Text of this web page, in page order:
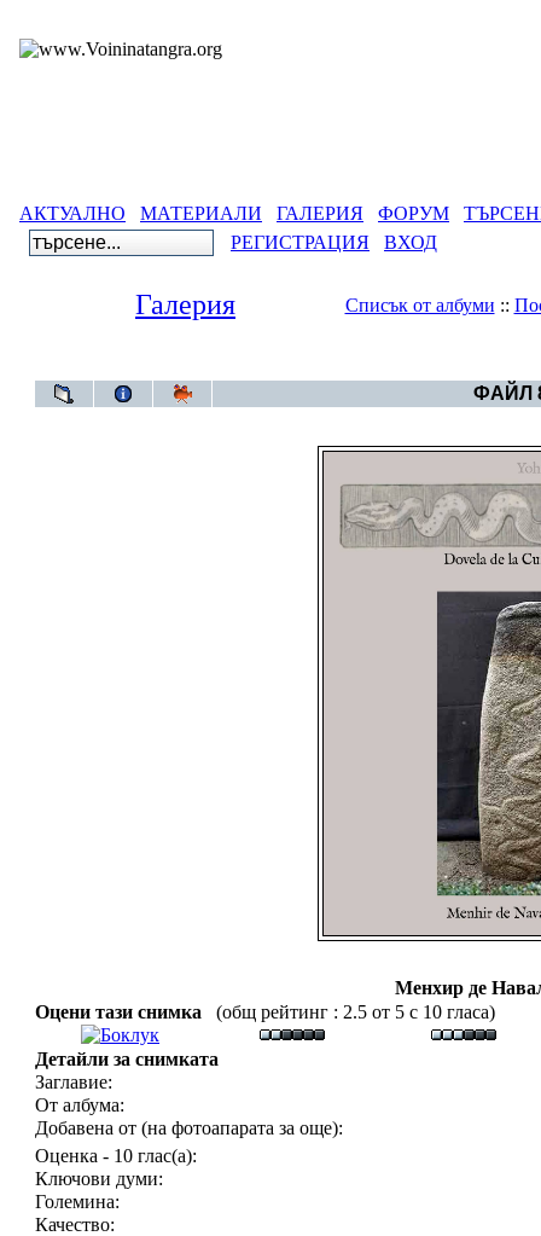
АКТУАЛНО МАТЕРИАЛИ ГАЛЕРИЯ ФОРУМ
РЕГИСТРАЦИЯ
ВХОД
Галерия Списък от албуми ::
ФАЙЛ
Менхир де
Оцени тази снимка
(общ рейтинг : 2.5 от 5 с 10 гласа)
Детайли за снимката
Заглавие:
От албума:
Добавена от (на фотоапарата за още):
Оценка - 10 глас(а):
Ключови думи:
Големина:
Качество: